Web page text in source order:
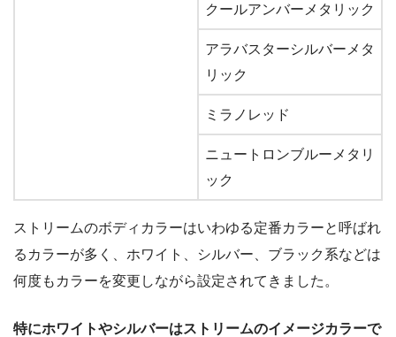
クールアンバーメタリック
アラバスターシルバーメタ
リック
ミラノレッド
ニュートロンブルーメタリ
ック
ストリームのボディカラーはいわゆる定番カラーと呼ばれ
るカラーが多く、ホワイト、シルバー、ブラック系などは
何度もカラーを変更しながら設定されてきました。
特にホワイトやシルバーはストリームのイメージカラーで